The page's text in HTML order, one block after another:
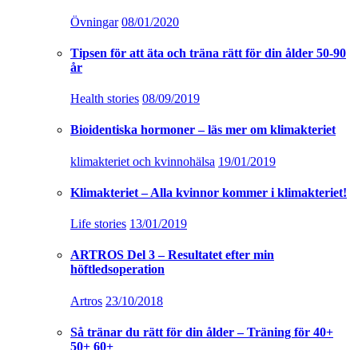
Övningar 08/01/2020
Tipsen för att äta och träna rätt för din ålder 50-90
år
Health stories 08/09/2019
Bioidentiska hormoner – läs mer om klimakteriet
klimakteriet och kvinnohälsa 19/01/2019
Klimakteriet – Alla kvinnor kommer i klimakteriet!
Life stories 13/01/2019
ARTROS Del 3 – Resultatet efter min
höftledsoperation
Artros 23/10/2018
Så tränar du rätt för din ålder – Träning för 40+
50+ 60+